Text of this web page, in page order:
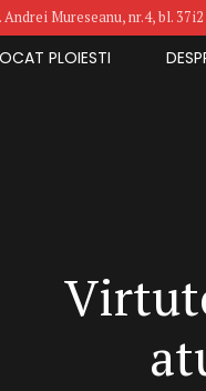
Andrei Mureseanu, nr.4, bl.
PLOIESTI